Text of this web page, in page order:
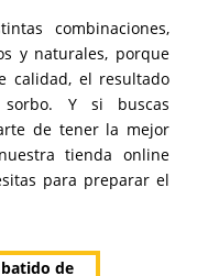
combinaciones,
y naturales, porque
calidad, el resultado
Y si buscas
de tener la mejor
tienda online
para preparar el
de